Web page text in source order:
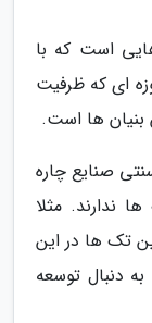
است که با
ای که ظرفیت
ها است.
صنایع چاره
ندارند. مثلا
تک ها در این
دنبال توسعه